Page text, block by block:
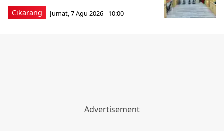
Cikarang Jumat, 7 Agu 2026 - 10:00